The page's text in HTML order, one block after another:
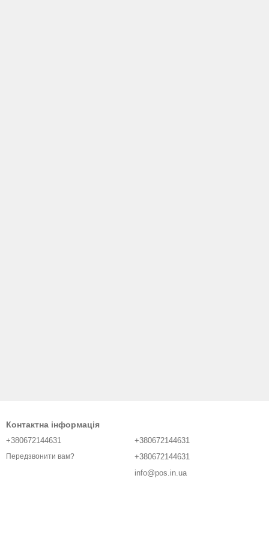
Контактна інформація
+380672144631
Передзвонити вам?
+380672144631
+380672144631
info@pos.in.ua